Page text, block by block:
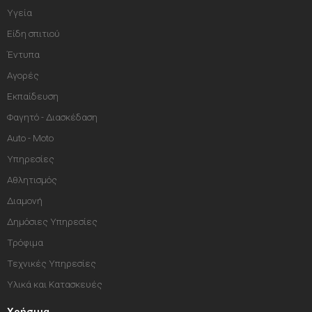
Υγεία
Είδη σπιτιού
Έντυπα
Αγορές
Εκπαίδευση
Φαγητό - Διασκέδαση
Auto - Moto
Υπηρεσίες
Αθλητισμός
Διαμονή
Δημόσιες Υπηρεσίες
Τρόφιμα
Τεχνικές Υπηρεσίες
Υλικά και Κατασκευές